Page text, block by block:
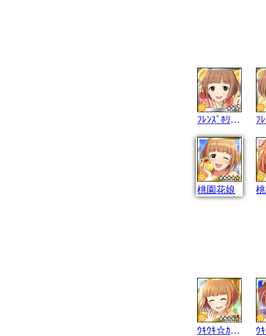
ﾌﾚﾝｽﾞﾎﾘﾃﾞｰ
桃園花娘
ｳｷｳｷ☆ｶﾌｪ気分